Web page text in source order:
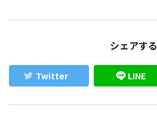
シェアする
Twitter LINE